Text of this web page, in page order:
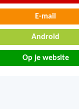
E-mail
Android
Op je website